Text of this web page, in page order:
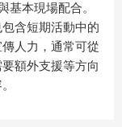
基本現場配合。
含短期活動中的
人力，通常可從
額外支援等方向